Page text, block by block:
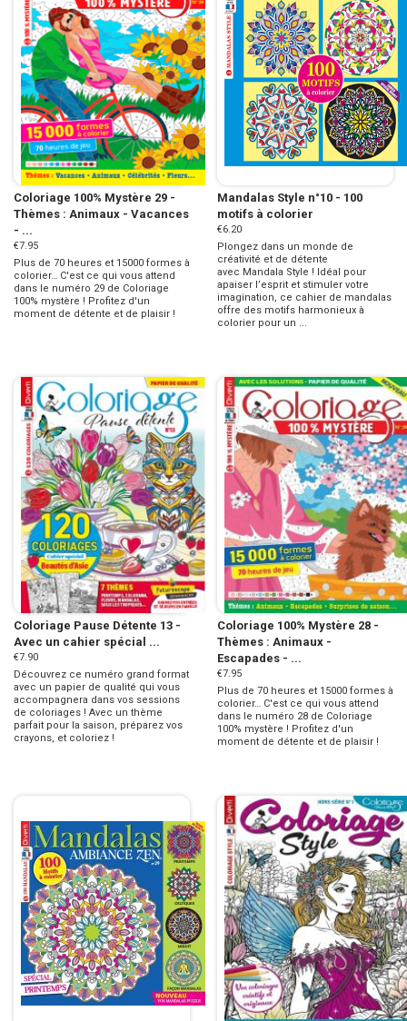
Coloriage 100% Mystère 29 -
Thèmes : Animaux - Vacances
- ...
€7.95
Plus de 70 heures et 15000 formes à
colorier… C'est ce qui vous attend
dans le numéro 29 de Coloriage
100% mystère ! Profitez d'un
moment de détente et de plaisir !
Mandalas Style n°10 - 100
motifs à colorier
€6.20
Plongez dans un monde de
créativité et de détente
avec Mandala Style ! Idéal pour
apaiser l’esprit et stimuler votre
imagination, ce cahier de mandalas
offre des motifs harmonieux à
colorier pour un ...
Coloriage Pause Détente 13 -
Avec un cahier spécial ...
€7.90
Découvrez ce numéro grand format
avec un papier de qualité qui vous
accompagnera dans vos sessions
de coloriages ! Avec un thème
parfait pour la saison, préparez vos
crayons, et coloriez !
Coloriage 100% Mystère 28 -
Thèmes : Animaux -
Escapades - ...
€7.95
Plus de 70 heures et 15000 formes à
colorier… C'est ce qui vous attend
dans le numéro 28 de Coloriage
100% mystère ! Profitez d'un
moment de détente et de plaisir !